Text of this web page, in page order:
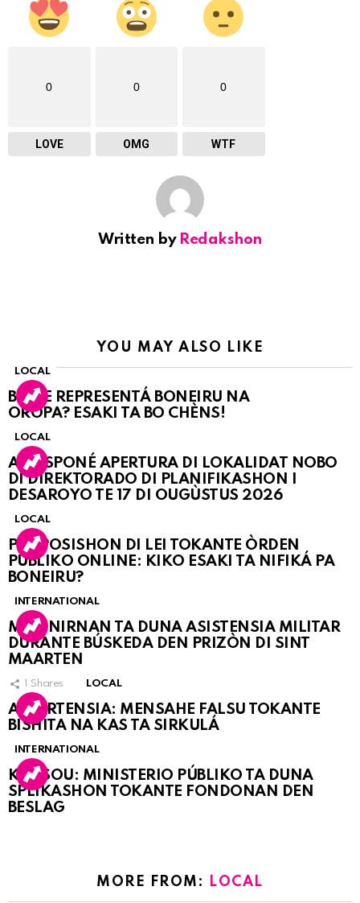
0
LOVE
0
OMG
0
WTF
Written by Redakshon
YOU MAY ALSO LIKE
LOCAL
BO KE REPRESENTÁ BONEIRU NA
OROPA? ESAKI TA BO CHÈNS!
LOCAL
A POSPONÉ APERTURA DI LOKALIDAT NOBO
DI DIREKTORADO DI PLANIFIKASHON I
DESAROYO TE 17 DI OUGÙSTUS 2026
LOCAL
PROPOSISHON DI LEI TOKANTE ÒRDEN
PÚBLIKO ONLINE: KIKO ESAKI TA NIFIKÁ PA
BONEIRU?
INTERNATIONAL
MARINIRNAN TA DUNA ASISTENSIA MILITAR
DURANTE BÚSKEDA DEN PRIZÒN DI SINT
MAARTEN
1 Shares LOCAL
ATVERTENSIA: MENSAHE FALSU TOKANTE
BISHITA NA KAS TA SIRKULÁ
INTERNATIONAL
KORSOU: MINISTERIO PÚBLIKO TA DUNA
SPLIKASHON TOKANTE FONDONAN DEN
BESLAG
MORE FROM: LOCAL